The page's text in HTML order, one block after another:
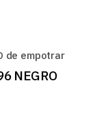
de empotrar
NEGRO